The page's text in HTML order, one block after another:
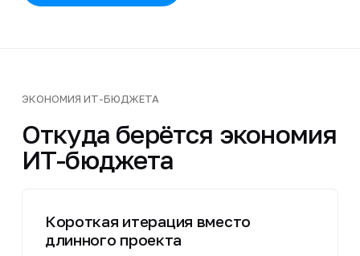
ЭКОНОМИЯ ИТ-БЮДЖЕТА
Откуда берётся экономия
ИТ-бюджета
Короткая итерация вместо
длинного проекта